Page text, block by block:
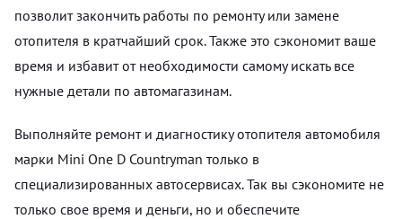
позволит закончить работы по ремонту или замене
отопителя в кратчайший срок. Также это сэкономит ваше
время и избавит от необходимости самому искать все
нужные детали по автомагазинам.
Выполняйте ремонт и диагностику отопителя автомобиля
марки Mini One D Countryman только в
специализированных автосервисах. Так вы сэкономите не
только свое время и деньги, но и обеспечите